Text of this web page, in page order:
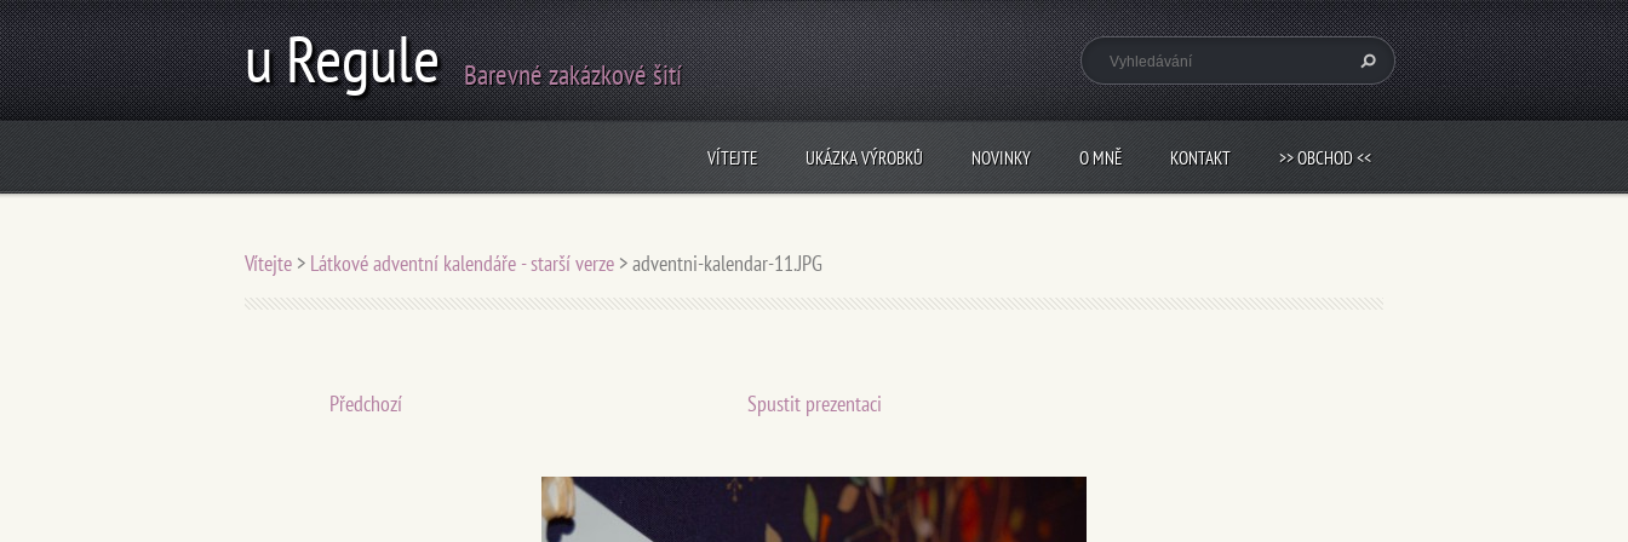
u Regule Barevné zakázkové šití
VÍTEJTE UKÁZKA VÝROBKŮ NOVINKY O MNĚ KONTAKT >> OBCHOD <<
Vítejte > Látkové adventní kalendáře - starší verze >adventni-kalendar-11.JPG
Předchozí Spustit prezentaci